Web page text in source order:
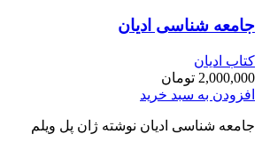
جامعه شناسی ادیان
کتاب ادیان
2,000,000 تومان
افزودن به سبد خرید
جامعه شناسی ادیان نوشته ژان پل ویلم